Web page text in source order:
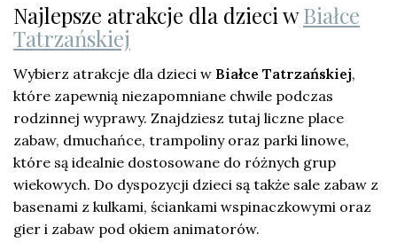
Najlepsze atrakcje dla dzieci wBiałce
Tatrzańskiej
Wybierz atrakcje dla dzieci w Białce Tatrzańskiej,
które zapewnią niezapomniane chwile podczas
rodzinnej wyprawy. Znajdziesz tutaj liczne place
zabaw, dmuchańce, trampoliny oraz parki linowe,
które są idealnie dostosowane do różnych grup
wiekowych. Do dyspozycji dzieci są także sale zabaw z
basenami z kulkami, ściankami wspinaczkowymi oraz
gier i zabaw pod okiem animatorów.